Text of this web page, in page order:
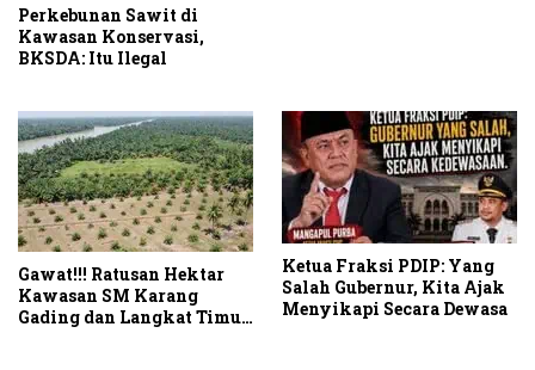
Perkebunan Sawit di
Kawasan Konservasi,
BKSDA: Itu Ilegal
Gawat!!! Ratusan Hektar
Kawasan SM Karang
Gading dan Langkat Timur
Ketua Fraksi PDIP: Yang
Salah Gubernur, Kita Ajak
Menyikapi Secara Dewasa